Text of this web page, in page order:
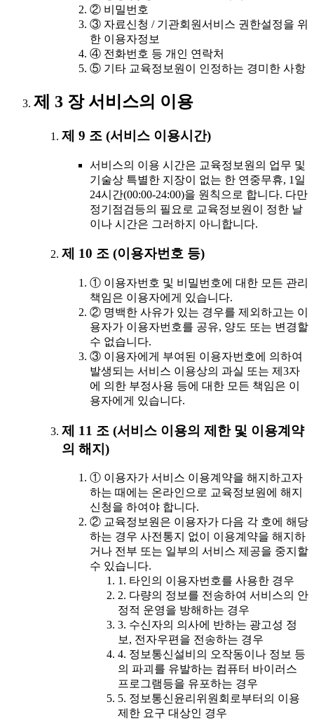
② 비밀번호
③ 자료신청 / 기관회원서비스 권한설정을 위
한 이용자정보
④ 전화번호 등 개인 연락처
⑤ 기타 교육정보원이 인정하는 경미한 사항
제 3 장 서비스의 이용
제 9 조 (서비스 이용시간)
서비스의 이용 시간은 교육정보원의 업무 및
기술상 특별한 지장이 없는 한 연중무휴, 1일
24시간(00:00-24:00)을 원칙으로 합니다. 다만
정기점검등의 필요로 교육정보원이 정한 날
이나 시간은 그러하지 아니합니다.
제 10 조 (이용자번호 등)
① 이용자번호 및 비밀번호에 대한 모든 관리
책임은 이용자에게 있습니다.
② 명백한 사유가 있는 경우를 제외하고는 이
용자가 이용자번호를 공유, 양도 또는 변경할
수 없습니다.
③ 이용자에게 부여된 이용자번호에 의하여
발생되는 서비스 이용상의 과실 또는 제3자
에 의한 부정사용 등에 대한 모든 책임은 이
용자에게 있습니다.
제 11 조 (서비스 이용의 제한 및 이용계약
의 해지)
① 이용자가 서비스 이용계약을 해지하고자
하는 때에는 온라인으로 교육정보원에 해지
신청을 하여야 합니다.
② 교육정보원은 이용자가 다음 각 호에 해당
하는 경우 사전통지 없이 이용계약을 해지하
거나 전부 또는 일부의 서비스 제공을 중지할
수 있습니다.
1. 타인의 이용자번호를 사용한 경우
2. 다량의 정보를 전송하여 서비스의 안
정적 운영을 방해하는 경우
3. 수신자의 의사에 반하는 광고성 정
보, 전자우편을 전송하는 경우
4. 정보통신설비의 오작동이나 정보 등
의 파괴를 유발하는 컴퓨터 바이러스
프로그램등을 유포하는 경우
5. 정보통신윤리위원회로부터의 이용
제한 요구 대상인 경우